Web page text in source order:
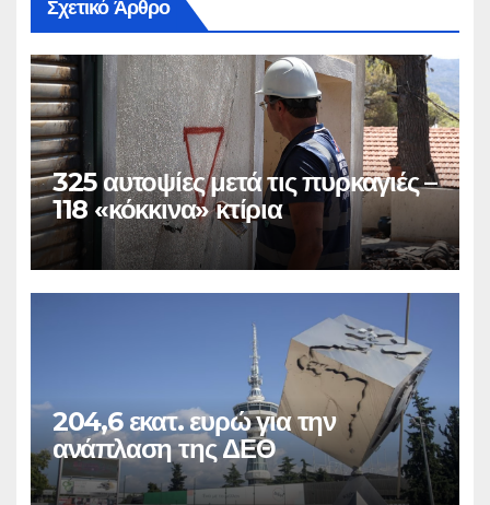
Σχετικό Άρθρο
325 αυτοψίες μετά τις πυρκαγιές –
118 «κόκκινα» κτίρια
204,6 εκατ. ευρώ για την
ανάπλαση της ΔΕΘ